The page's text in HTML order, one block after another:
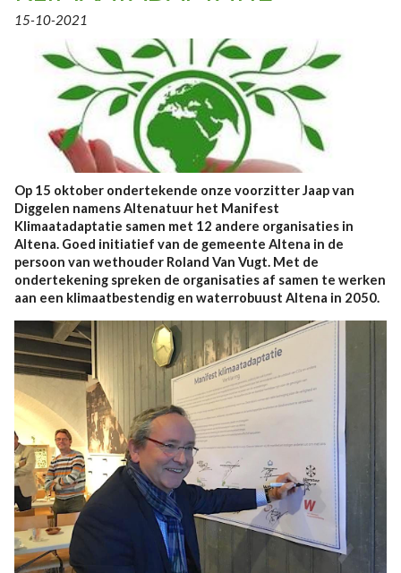
15-10-2021
Op 15 oktober ondertekende onze voorzitter Jaap van
Diggelen namens Altenatuur het Manifest
Klimaatadaptatie samen met 12 andere organisaties in
Altena. Goed initiatief van de gemeente Altena in de
persoon van wethouder Roland Van Vugt. Met de
ondertekening spreken de organisaties af samen te werken
aan een klimaatbestendig en waterrobuust Altena in 2050.